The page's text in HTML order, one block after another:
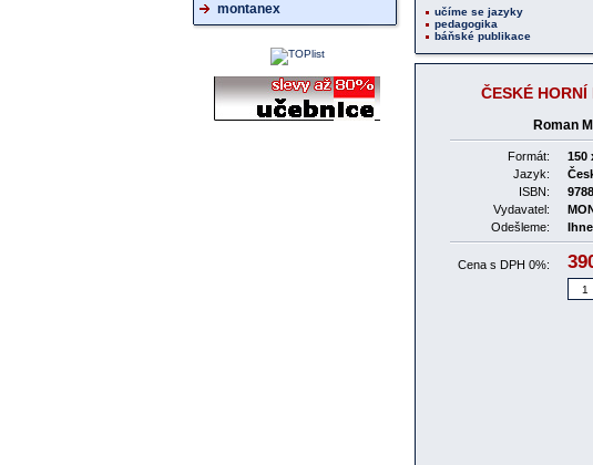
montanex
učíme se jazyky
pedagogika
báňské publikace
ČESKÉ
Roman
Formát:
150
Jazyk:
ISBN:
Vydavatel:
Odešleme:
Cena s DPH 0%: